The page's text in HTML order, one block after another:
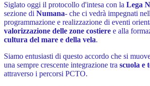
Siglato oggi il protocollo d'intesa con la Lega
sezione di Numana- che ci vedrà impegnati
programmazione e realizzazione di eventi
valorizzazione delle zone costiere e alla
cultura del mare e della vela.
Siamo entusiasti di questo accordo che si
una sempre crescente integrazione tra scuola e
attraverso i percorsi PCTO.